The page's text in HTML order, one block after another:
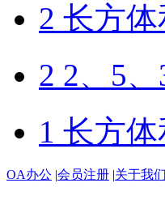
2 长方
2 2、5
1 长方
OA办公 |会员注册 |关于我们